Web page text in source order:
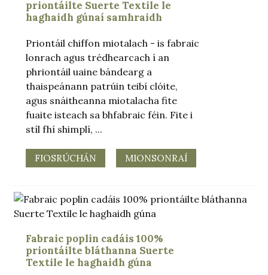
priontáilte Suerte Textile le
haghaidh gúnaí samhraidh
Priontáil chiffon miotalach - is fabraic
lonrach agus trédhearcach í an
phriontáil uaine bándearg a
thaispeánann patrúin teibí clóite,
agus snáitheanna miotalacha fite
fuaite isteach sa bhfabraic féin. Fite i
stíl fhí shimplí, ...
FIOSRÚCHÁN MIONSONRAÍ
Fabraic poplin cadáis 100%
priontáilte bláthanna Suerte
Textile le haghaidh gúna